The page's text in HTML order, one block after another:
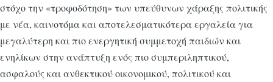
στόχο την «τροφοδότηση» των υπεύθυνων χάραξης πολιτικής
με νέα, καινοτόμα και αποτελεσματικότερα εργαλεία για
μεγαλύτερη και πιο ενεργητική συμμετοχή παιδιών και
ενηλίκων στην ανάπτυξη ενός πιο συμπεριληπτικού,
ασφαλούς και ανθεκτικού οικονομικού, πολιτικού και